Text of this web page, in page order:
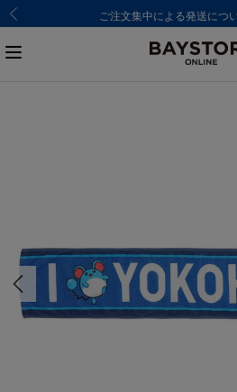
ご注文集中による発送につ